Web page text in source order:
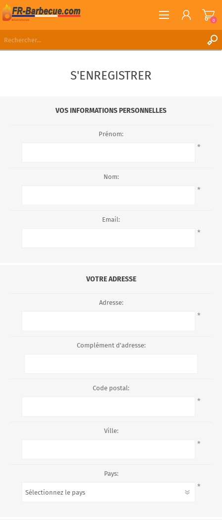
0
S'ENREGISTRER
VOS INFORMATIONS PERSONNELLES
Prénom:
*
Nom:
*
Email:
*
VOTRE ADRESSE
Adresse:
*
Complément d'adresse:
Code postal:
*
Ville:
*
Pays:
*